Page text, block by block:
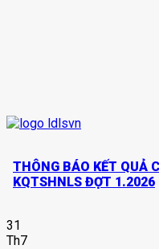
THÔNG BÁO KẾT QUẢ
KQTSHNLS ĐỢT 1.2026
31
Th7